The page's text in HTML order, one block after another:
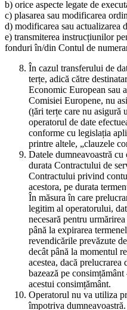
b) orice aspecte legate de
c) plasarea sau modificarea
d) modificarea sau actualizarea
e) transmiterea instrucțiunilor
fonduri în/din Contul de
În cazul transferului de
terțe, adică către
Economic European sau
Comisiei Europene, nu
(țări terțe care nu asigură
operatorul de date
conforme cu legislația
printre altele, „clauzele
Datele dumneavoastră
durata Contractului de
Contractului privind
acestora, pe durata
În măsura în care
legitim al operatorului,
necesară pentru
până la expirarea
revendicările prevăzute
decât până la momentul
acestea, dacă prelucrarea
bazează pe
acestui consimțământ.
Operatorul nu va utiliza
împotriva dumneavoastră.